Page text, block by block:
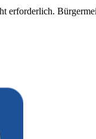
erforderlich.